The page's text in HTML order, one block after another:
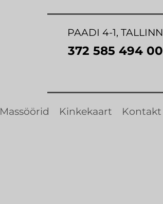
PAADI 4-1, TALLINN
372 585 494 00
Massöörid Kinkekaart Kontakt